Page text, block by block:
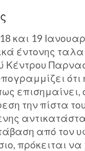
και 19
έντονης
Κέντρου
επισημαίνει,
την πίστα
από τον
πρόκειται